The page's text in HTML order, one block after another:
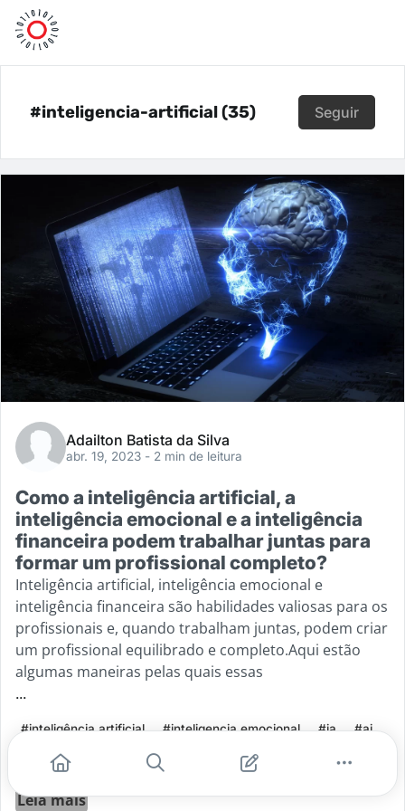
#inteligencia-artificial (35) Seguir
Adailton Batista da Silva
abr. 19, 2023 - 2 min de leitura
Como a inteligência artificial, a
inteligência emocional e a inteligência
financeira podem trabalhar juntas para
formar um profissional completo?
Inteligência artificial, inteligência emocional e
inteligência financeira são habilidades valiosas para os
profissionais e, quando trabalham juntas, podem criar
um profissional equilibrado e completo.Aqui estão
algumas maneiras pelas quais essas
...
#inteligência artificial #inteligencia emocional #ia
#ai
#inteligencia financeira
Leia mais